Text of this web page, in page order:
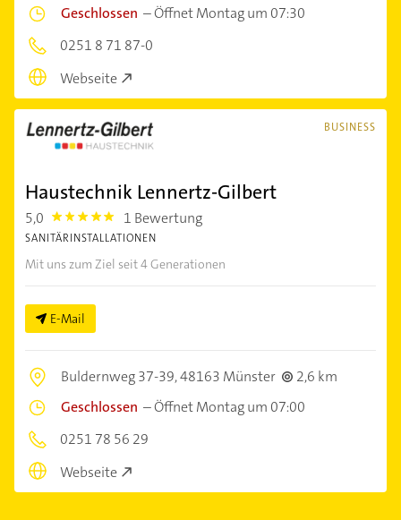
Geschlossen –Öffnet Montag um 07:30
0251 8 71 87-0
Webseite
BUSINESS
Haustechnik Lennertz-Gilbert
5,0 5.0 1 Bewertung
SANITÄRINSTALLATIONEN
Mit uns zum Ziel seit 4 Generationen
E-Mail
Buldernweg 37-39,48163 Münster
2,6 km
Geschlossen –Öffnet Montag um 07:00
0251 78 56 29
Webseite